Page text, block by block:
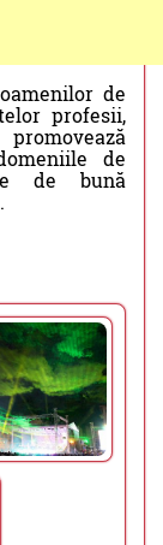
de
profesii,
de
de bună